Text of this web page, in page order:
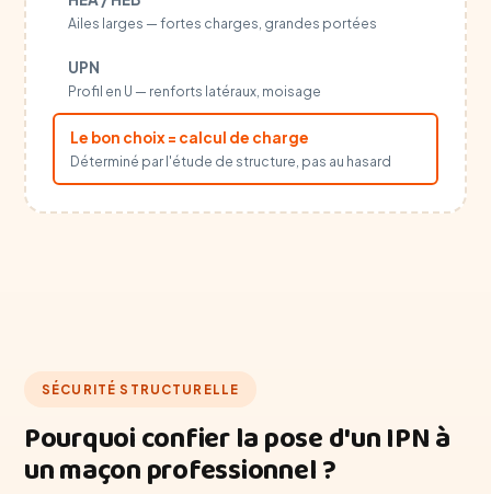
Ailes larges — fortes charges, grandes portées
UPN
Profil en U — renforts latéraux, moisage
Le bon choix = calcul de charge
Déterminé par l'étude de structure, pas au hasard
SÉCURITÉ STRUCTURELLE
Pourquoi confier la pose d'un IPN à
un maçon professionnel ?